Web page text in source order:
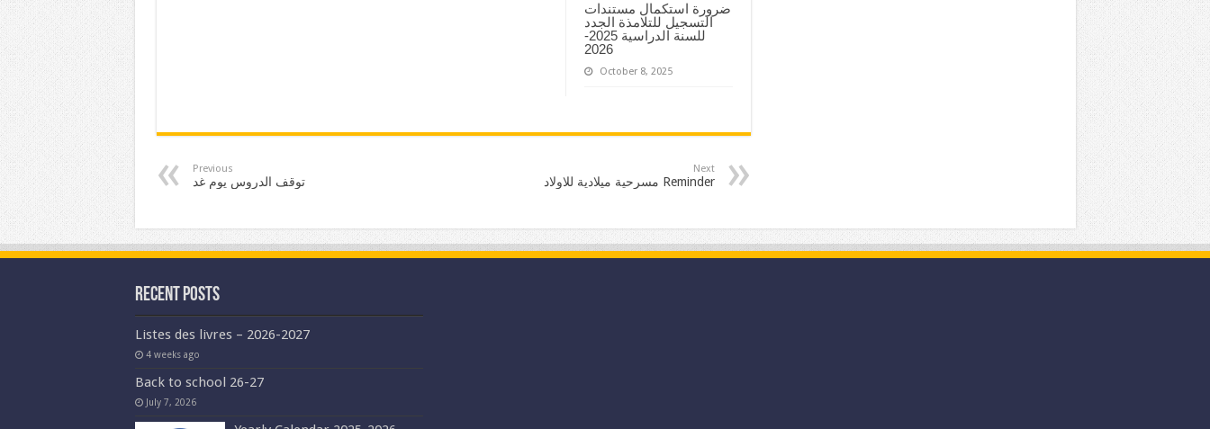
ضرورة استكمال مستندات
التسجيل للتلامذة الجدد
للسنة الدراسية 2025-
2026
October 8, 2025
Previous
توقف الدروس يوم غد
Next
مسرحية ميلادية للاولاد Reminder
Recent Posts
Listes des livres – 2026-2027
4 weeks ago
Back to school 26-27
July 7, 2026